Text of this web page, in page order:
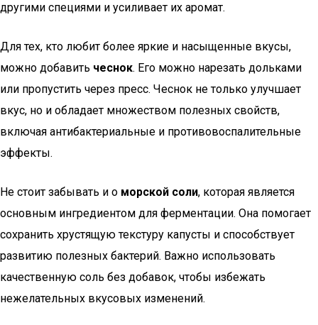
другими специями и усиливает их аромат.
Для тех, кто любит более яркие и насыщенные вкусы,
можно добавить чеснок. Его можно нарезать дольками
или пропустить через пресс. Чеснок не только улучшает
вкус, но и обладает множеством полезных свойств,
включая антибактериальные и противовоспалительные
эффекты.
Не стоит забывать и о морской соли, которая является
основным ингредиентом для ферментации. Она помогает
сохранить хрустящую текстуру капусты и способствует
развитию полезных бактерий. Важно использовать
качественную соль без добавок, чтобы избежать
нежелательных вкусовых изменений.